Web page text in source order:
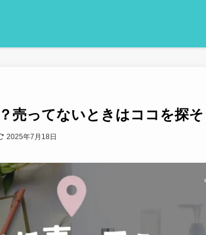
売ってないときはココを探そ
2025年7月18日